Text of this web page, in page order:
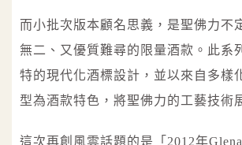
而小批次版本顧名思義，是聖佛力不
無二、又優質難尋的限量酒款。此系
特的現代化酒標設計，並以來自多樣
型為酒款特色，將聖佛力的工藝技術
這次再創風雲話題的是「2012年